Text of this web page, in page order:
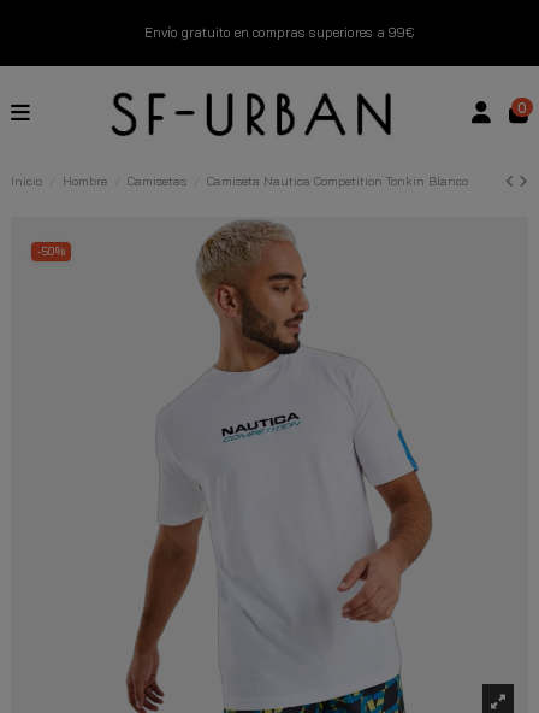
Envío gratuito en compras superiores a 99€
Nuevos productos disponibles esta semana
0
Inicio Hombre Camisetas Camiseta Nautica Competition Tonkin Blanco
-50%